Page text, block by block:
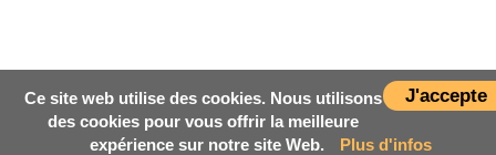
J'accepte
Ce site web utilise des cookies. Nous utilisons
des cookies pour vous offrir la meilleure
expérience sur notre site Web.
Plus d'infos